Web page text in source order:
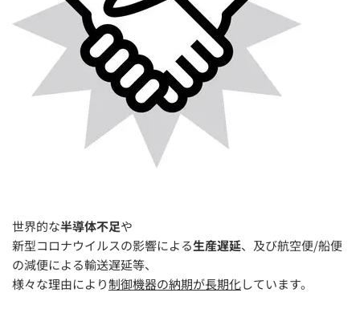
世界的な半導体不足や
新型コロナウイルスの影響による生産遅延、及び航空便/船便
の減便による輸送遅延等、
様々な理由により制御機器の納期が長期化しています。